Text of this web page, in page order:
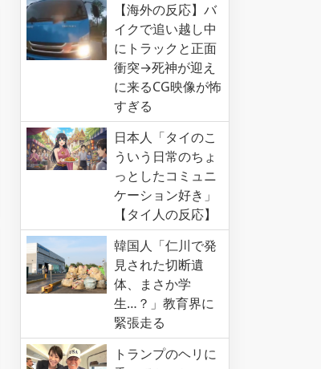
【海外の反応】バ
イクで追い越し中
にトラックと正面
衝突→死神が迎え
に来るCG映像が怖
すぎる
日本人「タイのこ
ういう日常のちょ
っとしたコミュニ
ケーション好き」
【タイ人の反応】
韓国人「仁川で発
見された切断遺
体、まさか学
生…？」教育界に
緊張走る
トランプのヘリに